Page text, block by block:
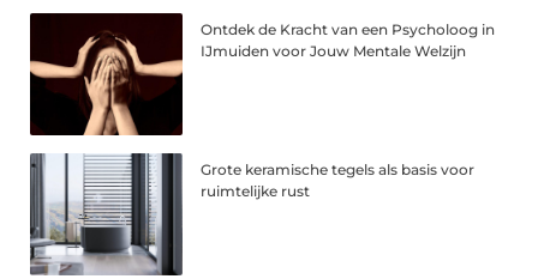
Ontdek de Kracht van een Psycholoog in
IJmuiden voor Jouw Mentale Welzijn
Grote keramische tegels als basis voor
ruimtelijke rust